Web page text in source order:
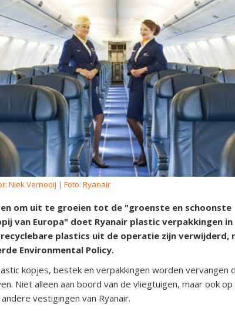
Niek Vernooij | Foto: Ryanair
om uit te groeien tot de "groenste en schoonste
van Europa" doet Ryanair plastic verpakkingen in
plastics uit de operatie zijn verwijderd,
Environmental Policy.
kopjes, bestek en verpakkingen worden vervangen
Niet alleen aan boord van de vliegtuigen, maar ook
vestigingen van Ryanair.